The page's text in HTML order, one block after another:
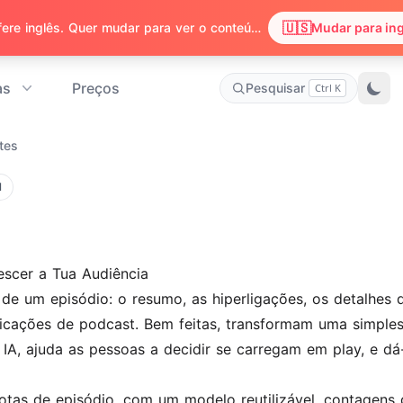
Preços Pesquisar Ctrl K
a Tua Audiência
um episódio: o resumo, as hiperligações, os
de podcast. Bem feitas, transformam uma
ajuda as pessoas a decidir se carregam em play, e
de episódio, com um modelo reutilizável,
Percebemos que o seu navegador prefere inglês. Quer mudar para ver o conteúdo em inglês? 🇺🇸Mudar para